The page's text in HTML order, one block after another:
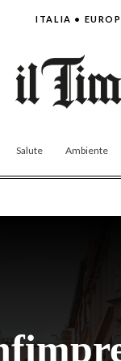
ITALIA •
Salute Ambiente